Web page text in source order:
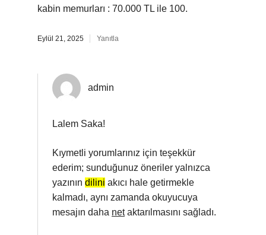
kabin memurları : 70.000 TL ile 100.
Eylül 21, 2025 Yanıtla
admin
Lalem Saka!
Kıymetli yorumlarınız için teşekkür
ederim; sunduğunuz öneriler yalnızca
yazının dilini akıcı hale getirmekle
kalmadı, aynı zamanda okuyucuya
mesajın daha netaktarılmasını sağladı.